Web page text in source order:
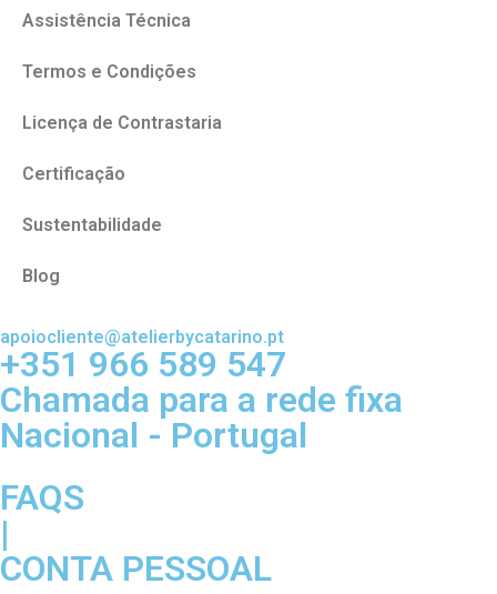
Assistência Técnica
Termos e Condições
Licença de Contrastaria
Certificação
Sustentabilidade
Blog
apoiocliente@atelierbycatarino.pt
+351 966 589 547
Chamada para a rede fixa
Nacional - Portugal
FAQS
|
CONTA PESSOAL